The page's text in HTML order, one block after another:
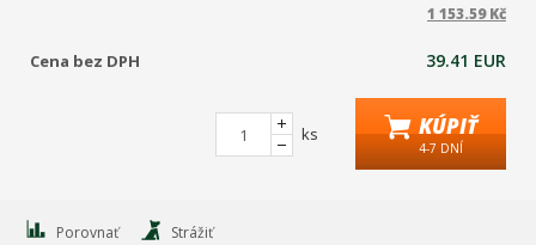
1 153.59 Kč
Cena bez DPH 39.41 EUR
ks KÚPIŤ
4-7 DNÍ
Porovnať Strážiť